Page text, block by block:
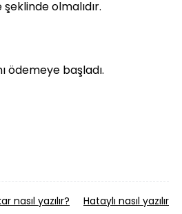
olmalıdır.
ödemeye başladı.
nasıl yazılır? Hataylı nasıl yazılır?